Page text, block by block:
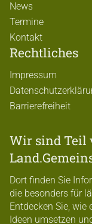
News
Termine
Kontakt
Rechtliches
Impressum
Barrierefreiheit
Wir sind Teil
Dort finden Sie
die besonders für
Entdecken Sie,
Ideen umsetzen